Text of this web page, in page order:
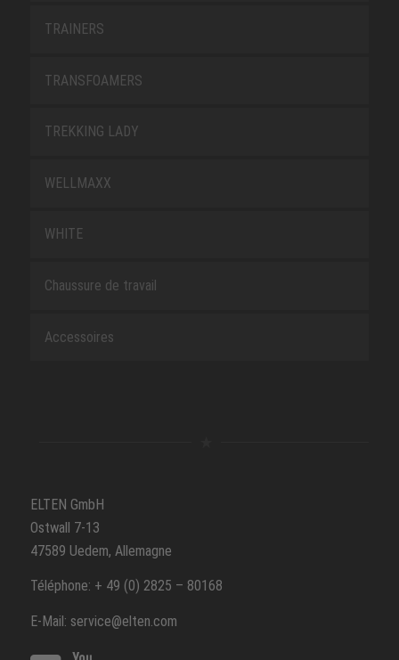
TRAINERS
TRANSFOAMERS
TREKKING LADY
WELLMAXX
WHITE
Chaussure de travail
Accessoires
ELTEN GmbH
Ostwall 7-13
47589 Uedem, Allemagne
Téléphone: + 49 (0) 2825 – 80168
E-Mail: service@elten.com